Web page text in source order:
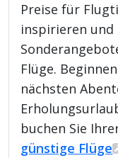
Preise für
inspirieren und
Flüge.
nächsten
buchen Sie
günstige Flüge